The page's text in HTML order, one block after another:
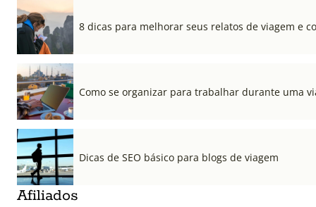
8 dicas para melhorar seus relatos de viagem e
Como se organizar para trabalhar durante uma
Dicas de SEO básico para blogs de viagem
Afiliados